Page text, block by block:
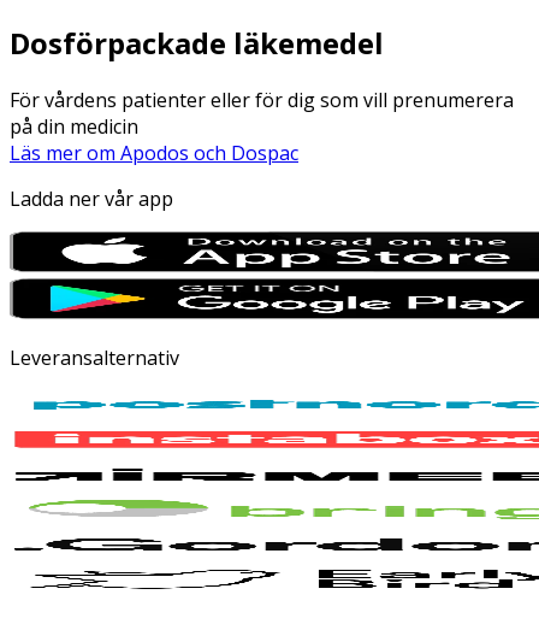
Dosförpackade läkemedel
För vårdens patienter eller för dig som vill prenumerera
på din medicin
Läs mer om Apodos och Dospac
Ladda ner vår app
Leveransalternativ